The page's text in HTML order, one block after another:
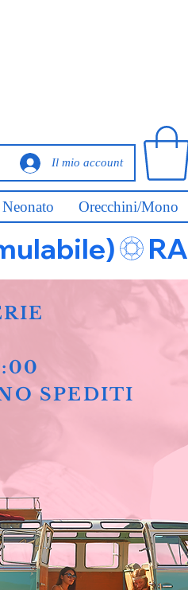
Il mio account
Neonato Orecchini/Mono
SPEDITI